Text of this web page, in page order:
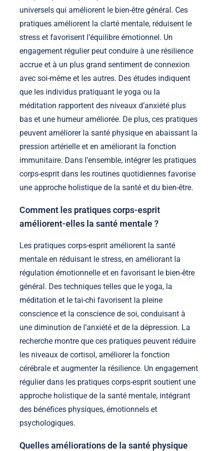
universels qui améliorent le bien-être général. Ces
pratiques améliorent la clarté mentale, réduisent le
stress et favorisent l’équilibre émotionnel. Un
engagement régulier peut conduire à une résilience
accrue et à un plus grand sentiment de connexion
avec soi-même et les autres. Des études indiquent
que les individus pratiquant le yoga ou la
méditation rapportent des niveaux d’anxiété plus
bas et une humeur améliorée. De plus, ces pratiques
peuvent améliorer la santé physique en abaissant la
pression artérielle et en améliorant la fonction
immunitaire. Dans l’ensemble, intégrer les pratiques
corps-esprit dans les routines quotidiennes favorise
une approche holistique de la santé et du bien-être.
Comment les pratiques corps-esprit
améliorent-elles la santé mentale ?
Les pratiques corps-esprit améliorent la santé
mentale en réduisant le stress, en améliorant la
régulation émotionnelle et en favorisant le bien-être
général. Des techniques telles que le yoga, la
méditation et le tai-chi favorisent la pleine
conscience et la conscience de soi, conduisant à
une diminution de l’anxiété et de la dépression. La
recherche montre que ces pratiques peuvent réduire
les niveaux de cortisol, améliorer la fonction
cérébrale et augmenter la résilience. Un engagement
régulier dans les pratiques corps-esprit soutient une
approche holistique de la santé mentale, intégrant
des bénéfices physiques, émotionnels et
psychologiques.
Quelles améliorations de la santé physique